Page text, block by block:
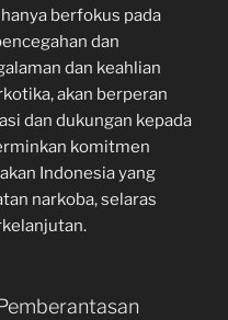
berfokus pada
dan
dan keahlian
akan berperan
dan dukungan kepada
komitmen
Indonesia yang
narkoba, selaras